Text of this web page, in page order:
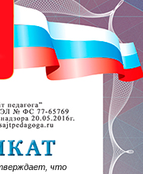
что